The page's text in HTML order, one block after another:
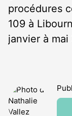
procédures
109 à
janvier à